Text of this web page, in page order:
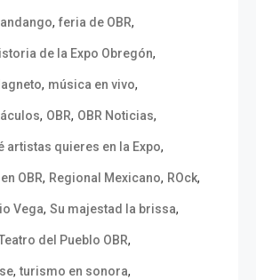
, feria de OBR,
de la Expo Obregón,
, música en vivo,
, OBR, OBR Noticias,
artistas quieres en la Expo,
OBR, Regional Mexicano, ROck,
Vega, Su majestad la brissa,
del Pueblo OBR,
,turismo en sonora,